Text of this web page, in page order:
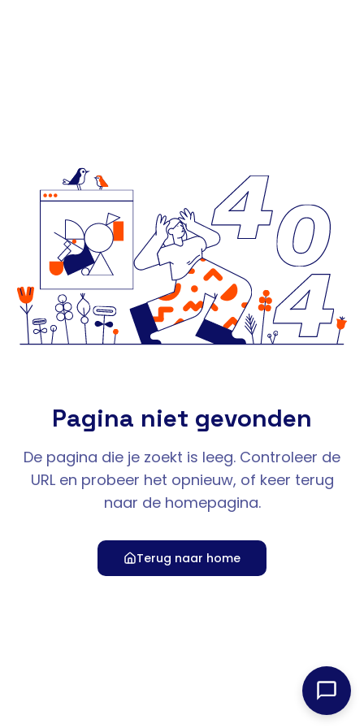
Pagina niet gevonden
De pagina die je zoekt is leeg. Controleer de
URL en probeer het opnieuw, of keer terug
naar de homepagina.
Terug naar home